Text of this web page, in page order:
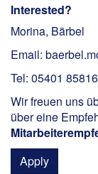
Interested?
Morina, Bärbel
Email:
Tel: 05401
Wir freuen uns
über eine
Apply